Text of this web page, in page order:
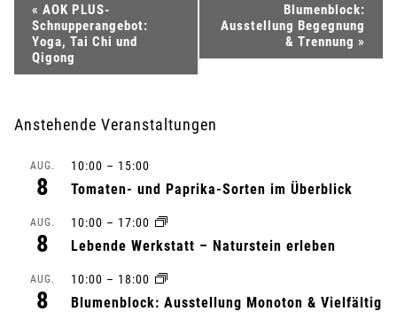
a
« AOK PLUS-
Schnupperangebot:
Yoga, Tai Chi und
Qigong
Blumenblock:
Ausstellung Begegnung
& Trennung »
Anstehende Veranstaltungen
AUG.
8
10:00 – 15:00
Tomaten- und Paprika-Sorten im Überblick
AUG.
8
10:00 – 17:00
Lebende Werkstatt – Naturstein erleben
AUG.
8
10:00 – 18:00
Blumenblock: Ausstellung Monoton & Vielfältig